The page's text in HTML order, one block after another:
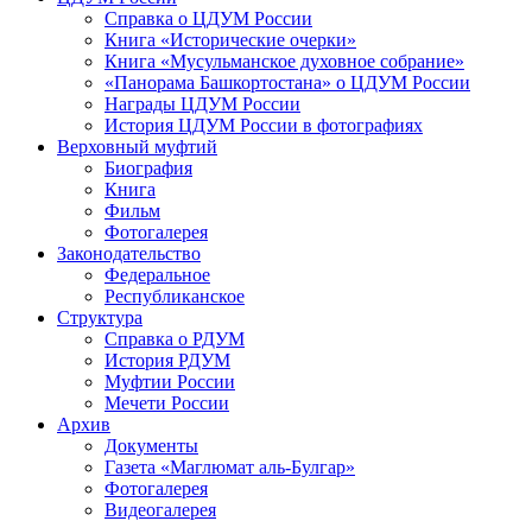
Справка о ЦДУМ России
Книга «Исторические очерки»
Книга «Мусульманское духовное собрание»
«Панорама Башкортостана» о ЦДУМ России
Награды ЦДУМ России
История ЦДУМ России в фотографиях
Верховный муфтий
Биография
Книга
Фильм
Фотогалерея
Законодательство
Федеральное
Республиканское
Структура
Справка о РДУМ
История РДУМ
Муфтии России
Мечети России
Архив
Документы
Газета «Маглюмат аль-Булгар»
Фотогалерея
Видеогалерея